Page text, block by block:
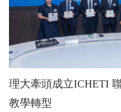
理大牽頭成立ICHETI
教學轉型